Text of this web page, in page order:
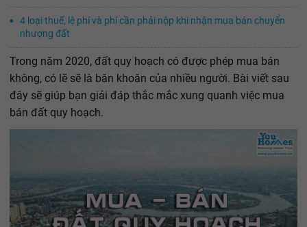
4 loại thuế, lệ phí và phí cần phải nộp khi nhận mua bán chuyển
nhượng đất
Trong năm 2020, đất quy hoạch có được phép mua bán
không, có lẽ sẽ là băn khoăn của nhiều người. Bài viết sau
đây sẽ giúp bạn giải đáp thắc mắc xung quanh việc mua
bán đất quy hoạch.